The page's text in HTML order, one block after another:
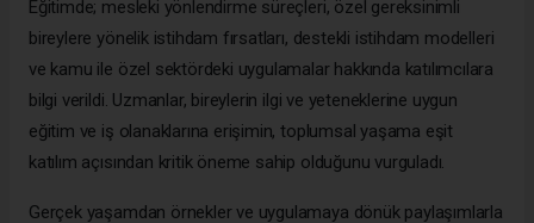
Eğitimde; mesleki yönlendirme süreçleri, özel gereksinimli
bireylere yönelik istihdam fırsatları, destekli istihdam modelleri
ve kamu ile özel sektördeki uygulamalar hakkında katılımcılara
bilgi verildi. Uzmanlar, bireylerin ilgi ve yeteneklerine uygun
eğitim ve iş olanaklarına erişimin, toplumsal yaşama eşit
katılım açısından kritik öneme sahip olduğunu vurguladı.
Gerçek yaşamdan örnekler ve uygulamaya dönük paylaşımlarla